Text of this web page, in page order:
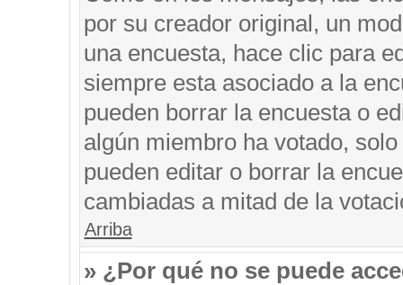
por su creador original, un
una encuesta, hace clic para
siempre esta asociado a la
pueden borrar la encuesta o
algún miembro ha votado,
pueden editar o borrar la
cambiadas a mitad de la
Arriba
» ¿Por qué no se puede